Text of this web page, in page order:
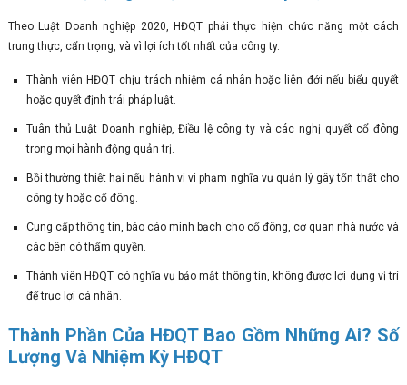
Theo Luật Doanh nghiệp 2020, HĐQT phải thực hiện chức năng một cách
trung thực, cẩn trọng, và vì lợi ích tốt nhất của công ty.
Thành viên HĐQT chịu trách nhiệm cá nhân hoặc liên đới nếu biểu quyết
hoặc quyết định trái pháp luật.
Tuân thủ Luật Doanh nghiệp, Điều lệ công ty và các nghị quyết cổ đông
trong mọi hành động quản trị.
Bồi thường thiệt hại nếu hành vi vi phạm nghĩa vụ quản lý gây tổn thất cho
công ty hoặc cổ đông.
Cung cấp thông tin, báo cáo minh bạch cho cổ đông, cơ quan nhà nước và
các bên có thẩm quyền.
Thành viên HĐQT có nghĩa vụ bảo mật thông tin, không được lợi dụng vị trí
để trục lợi cá nhân.
Thành Phần Của HĐQT Bao Gồm Những Ai? Số
Lượng Và Nhiệm Kỳ HĐQT